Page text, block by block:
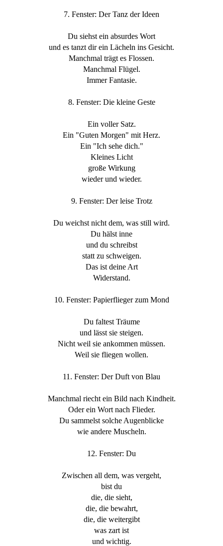
7. Fenster: Der Tanz der Ideen
Du siehst ein absurdes Wort
und es tanzt dir ein Lächeln ins Gesicht.
Manchmal trägt es Flossen.
Manchmal Flügel.
Immer Fantasie.
8. Fenster: Die kleine Geste
Ein voller Satz.
Ein "Guten Morgen" mit Herz.
Ein "Ich sehe dich."
Kleines Licht
große Wirkung
wieder und wieder.
9. Fenster: Der leise Trotz
Du weichst nicht dem, was still wird.
Du hälst inne
und du schreibst
statt zu schweigen.
Das ist deine Art
Widerstand.
10. Fenster: Papierflieger zum Mond
Du faltest Träume
und lässt sie steigen.
Nicht weil sie ankommen müssen.
Weil sie fliegen wollen.
11. Fenster: Der Duft von Blau
Manchmal riecht ein Bild nach Kindheit.
Oder ein Wort nach Flieder.
Du sammelst solche Augenblicke
wie andere Muscheln.
12. Fenster: Du
Zwischen all dem, was vergeht,
bist du
die, die sieht,
die, die bewahrt,
die, die weitergibt
was zart ist
und wichtig.